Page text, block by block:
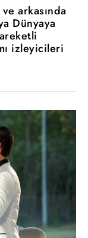
arkasında
Dünyaya
izleyicileri